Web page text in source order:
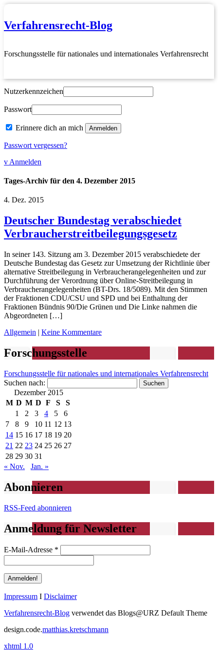
Verfahrensrecht-Blog
Forschungsstelle für nationales und internationales Verfahrensrecht
Nutzerkennzeichen
Passwort
Erinnere dich an mich
Passwort vergessen?
v Anmelden
Tages-Archiv für den 4. Dezember 2015
4. Dez. 2015
Deutscher Bundestag verabschiedet
Verbraucherstreitbeilegungsgesetz
In seiner 143. Sitzung am 3. Dezember 2015 verabschiedete der
Deutsche Bundestag das Gesetz zur Umsetzung der Richtlinie über
alternative Streitbeilegung in Verbraucherangelegenheiten und zur
Durchführung der Verordnung über Online-Streitbeilegung in
Verbraucherangelegenheiten (BT-Drs. 18/5089). Mit den Stimmen
der Fraktionen CDU/CSU und SPD und bei Enthaltung der
Fraktionen Bündnis 90/Die Grünen und Die Linke nahmen die
Abgeordneten […]
Allgemein | Keine Kommentare
Forschungsstelle
Forschungsstelle für nationales und internationales Verfahrensrecht
Suchen nach:
Dezember 2015
M D M D F S
S
1
2 3 4 5
6
7
8 9 10 11 12 13
14 15 16 17 18 19 20
21 22 23 24 25 26 27
28 29 30 31
« Nov.
Jan. »
Abonnieren
RSS-Feed abonnieren
Anmeldung für Newsletter
E-Mail-Adresse *
Impressum I Disclaimer
Verfahrensrecht-Blog verwendet das Blogs@URZ Default Theme
design.code.matthias.kretschmann
xhtml 1.0